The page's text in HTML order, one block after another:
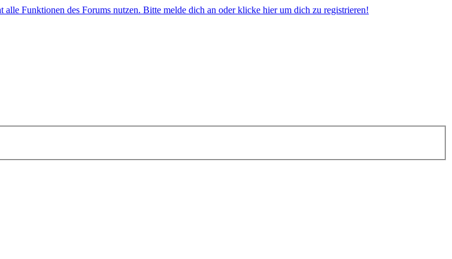
Funktionen des Forums nutzen. Bitte melde dich an oder klicke hier um dich zu registrieren!